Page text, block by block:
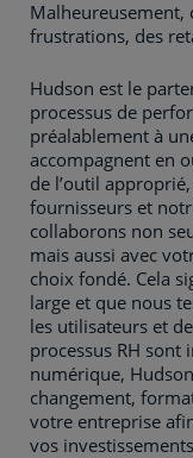
Malheureusement,
frustrations, des
Hudson est le
processus de
préalablement à
accompagnent en
de l’outil
fournisseurs et
collaborons non
mais aussi avec
choix fondé. Cela
large et que nous
les utilisateurs et
processus RH sont
numérique,
changement,
votre entreprise
vos